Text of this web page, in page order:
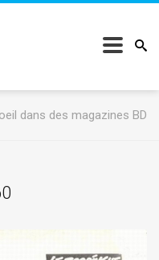
dans des magazines BD